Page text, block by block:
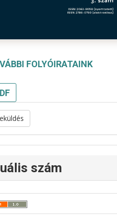
FOLYÓIRATAINK
szám